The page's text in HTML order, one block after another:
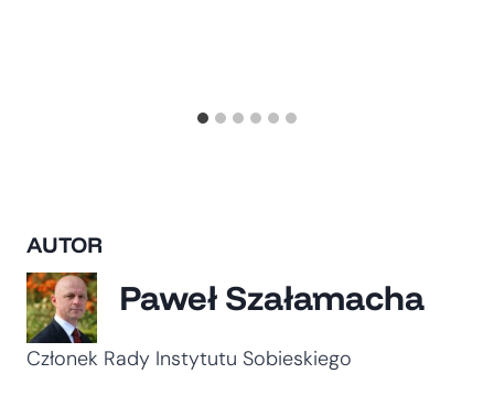
AUTOR
Paweł Szałamacha
Członek Rady Instytutu Sobieskiego